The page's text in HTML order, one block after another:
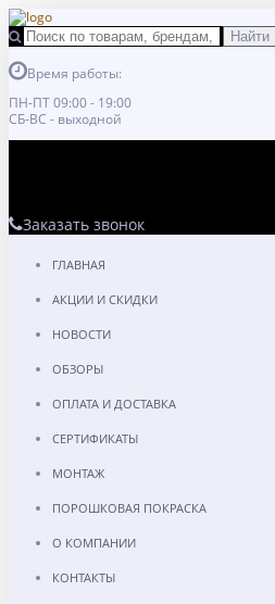
Время работы:
ПН-ПТ 09:00 - 19:00
СБ-ВС - выходной
Заказать звонок
ГЛАВНАЯ
АКЦИИ И СКИДКИ
НОВОСТИ
ОБЗОРЫ
ОПЛАТА И ДОСТАВКА
СЕРТИФИКАТЫ
МОНТАЖ
ПОРОШКОВАЯ ПОКРАСКА
О КОМПАНИИ
КОНТАКТЫ